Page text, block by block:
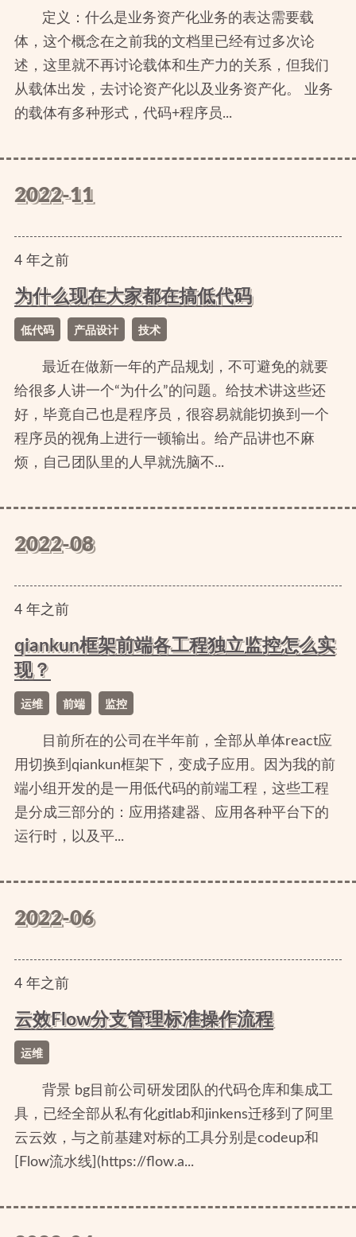
定义：什么是业务资产化业务的表达需要载
体，这个概念在之前我的文档里已经有过多次论
述，这里就不再讨论载体和生产力的关系，但我们
从载体出发，去讨论资产化以及业务资产化。 业务
的载体有多种形式，代码+程序员...
2022-11
4年之前
为什么现在大家都在搞低代码
低代码 产品设计 技术
最近在做新一年的产品规划，不可避免的就要
给很多人讲一个“为什么”的问题。给技术讲这些还
好，毕竟自己也是程序员，很容易就能切换到一个
程序员的视角上进行一顿输出。给产品讲也不麻
烦，自己团队里的人早就洗脑不...
2022-08
4年之前
qiankun框架前端各工程独立监控怎么实
现？
运维 前端 监控
目前所在的公司在半年前，全部从单体react应
用切换到qiankun框架下，变成子应用。因为我的前
端小组开发的是一用低代码的前端工程，这些工程
是分成三部分的：应用搭建器、应用各种平台下的
运行时，以及平...
2022-06
4年之前
云效Flow分支管理标准操作流程
运维
背景 bg目前公司研发团队的代码仓库和集成工
具，已经全部从私有化gitlab和jinkens迁移到了阿里
云云效，与之前基建对标的工具分别是codeup和
[Flow流水线](https://flow.a...